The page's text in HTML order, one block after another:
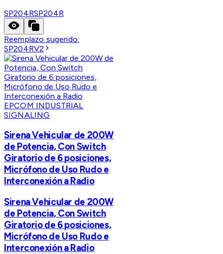
SP204RSP204R
Reemplazo sugerido:
SP204RV2
EPCOM INDUSTRIAL
SIGNALING
Sirena Vehicular de 200W
de Potencia, Con Switch
Giratorio de 6 posiciones,
Micrófono de Uso Rudo e
Interconexión a Radio
Sirena Vehicular de 200W
de Potencia, Con Switch
Giratorio de 6 posiciones,
Micrófono de Uso Rudo e
Interconexión a Radio